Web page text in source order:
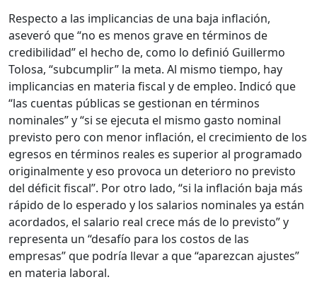
Respecto a las implicancias de una baja inflación,
aseveró que “no es menos grave en términos de
credibilidad” el hecho de, como lo definió Guillermo
Tolosa, “subcumplir” la meta. Al mismo tiempo, hay
implicancias en materia fiscal y de empleo. Indicó que
“las cuentas públicas se gestionan en términos
nominales” y “si se ejecuta el mismo gasto nominal
previsto pero con menor inflación, el crecimiento de los
egresos en términos reales es superior al programado
originalmente y eso provoca un deterioro no previsto
del déficit fiscal”. Por otro lado, “si la inflación baja más
rápido de lo esperado y los salarios nominales ya están
acordados, el salario real crece más de lo previsto” y
representa un “desafío para los costos de las
empresas” que podría llevar a que “aparezcan ajustes”
en materia laboral.